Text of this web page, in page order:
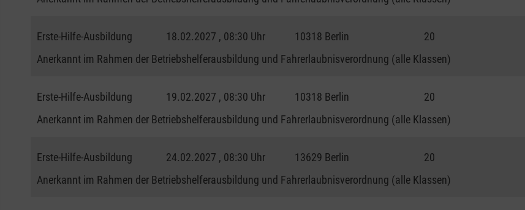
Erste-Hilfe-Ausbildung 18.02.2027 , 08:30 Uhr 10318 Berlin 20
Anerkannt im Rahmen der Betriebshelferausbildung und Fahrerlaubnisverordnung (alle Klassen)
Erste-Hilfe-Ausbildung 19.02.2027 , 08:30 Uhr 10318 Berlin 20
Anerkannt im Rahmen der Betriebshelferausbildung und Fahrerlaubnisverordnung (alle Klassen)
Erste-Hilfe-Ausbildung 24.02.2027 , 08:30 Uhr 13629 Berlin 20
Anerkannt im Rahmen der Betriebshelferausbildung und Fahrerlaubnisverordnung (alle Klassen)